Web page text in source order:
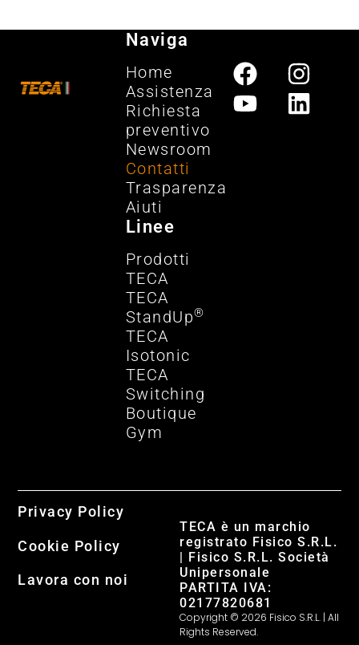
Naviga
Home
Assistenza
Richiesta
preventivo
Newsroom
Contatti
Trasparenza
Aiuti
Linee
Prodotti
TECA
TECA
StandUp®
TECA
Isotonic
TECA
Switching
Boutique
Gym
TECA è un marchio
registrato Fisico S.R.L.
| Fisico S.R.L. Società
Unipersonale
PARTITA IVA:
02177820681
Copyright © 2026 Fisico S.R.L. | All
Rights Reserved.
Privacy Policy
Cookie Policy
Lavora con noi